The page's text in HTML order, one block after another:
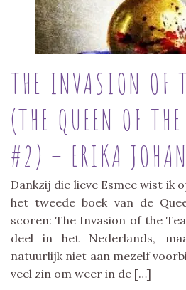
THE INVASION OF
(THE QUEEN OF
#2) – ERIKA
Dankzij die lieve Esmee wist ik
het tweede boek van de
scoren: The Invasion of the
deel in het Nederlands,
natuurlijk niet aan mezelf
veel zin om weer in de […]